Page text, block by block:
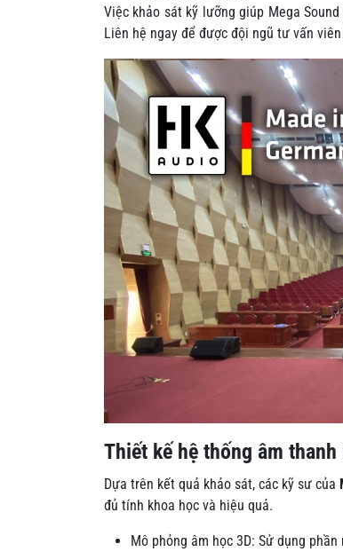
Việc khảo sát kỹ lưỡng giúp Mega
Liên hệ ngay để được đội ngũ tư vấn
Thiết kế hệ thống âm
Dựa trên kết quả khảo sát, các kỹ sư của
đủ tính khoa học và hiệu quả.
Mô phỏng âm học 3D: Sử dụng